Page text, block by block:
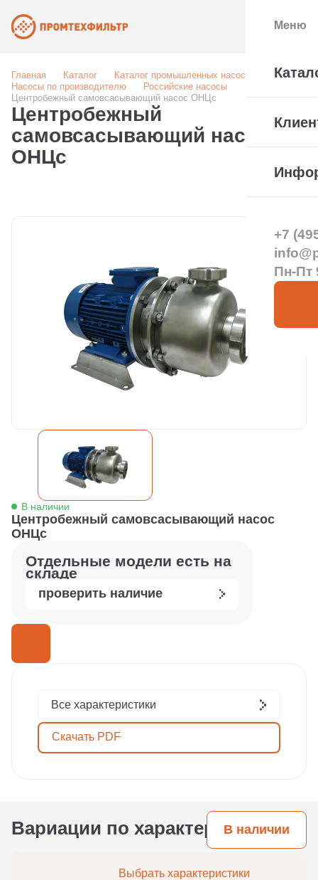
Главная Каталог
Каталог промышленных насосов
Насосы по производителю
Российские насосы
Центробежный самовсасывающий насос ОНЦс
Центробежный
самовсасывающий насос
ОНЦс
В наличии
Центробежный самовсасывающий насос
ОНЦс
Отдельные модели есть на
складе
проверить наличие
Все характеристики
Скачать PDF
Вариации по характеристикам
В наличии
Выбрать характеристики
Меню
+7
Пн-Пт